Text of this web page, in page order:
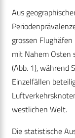
Aus
grossen
mit Nahem Osten
(Abb. 1), während
Einzelfällen
westlichen Welt.
Die statistische